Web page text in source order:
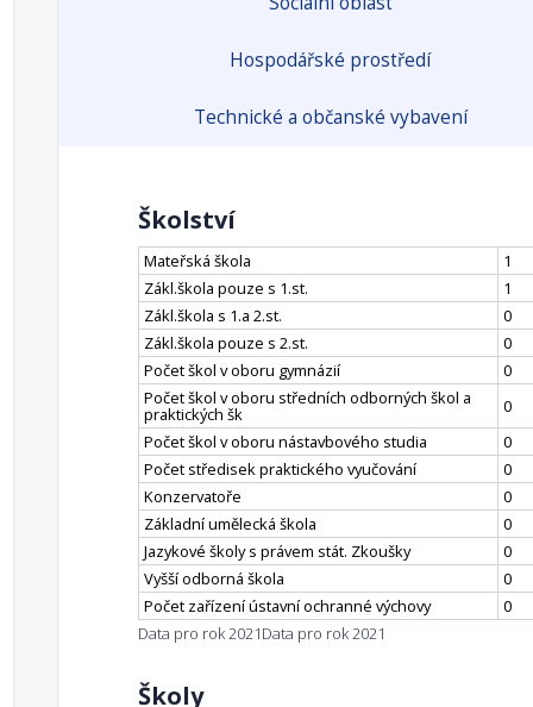
Hospodářské prostředí
Technické a občanské vybavení
Školství
Mateřská škola
1
Zákl.škola pouze s 1.st.
1
Zákl.škola s 1.a 2.st.
0
Zákl.škola pouze s 2.st.
0
Počet škol v oboru gymnázií
0
Počet škol v oboru středních odborných škol a
praktických šk
0
Počet škol v oboru nástavbového studia
0
Počet středisek praktického vyučování
0
Konzervatoře
0
Základní umělecká škola
0
Jazykové školy s právem stát. Zkoušky
0
Vyšší odborná škola
0
Počet zařízení ústavní ochranné výchovy
0
Data pro rok 2021Data pro rok 2021
Školy